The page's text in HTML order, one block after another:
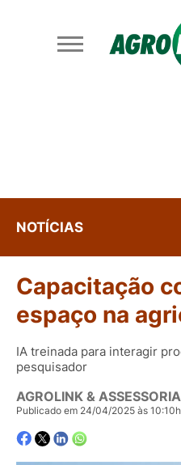
NOTÍCIAS
Capacitação
espaço na
IA treinada para interagir
pesquisador
AGROLINK & ASSESSORIA
Publicado em 24/04/2025 às